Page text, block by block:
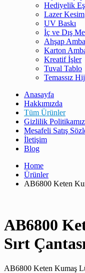
Hediyelik
Lazer Kesim
UV Baskı
İç ve Dış
Ahşap
Karton
Kreatif İşler
Tuval Tablo
Temassız
Anasayfa
Hakkımızda
Tüm Ürünler
Gizlilik Politikamız
Mesafeli Satış
İletişim
Blog
Home
Ürünler
AB6800 Keten
AB6800
Sırt
AB6800 Keten Kumaş